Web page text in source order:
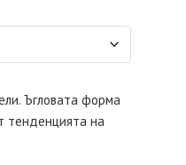
Ъгловата форма
тенденцията на